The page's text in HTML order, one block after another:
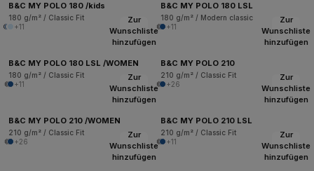
B&C MY POLO 180 /kids
180 g/m² / Classic Fit
+11
B&C MY POLO 180 LSL
180 g/m² / Modern classic
+11
Zur
Wunschliste
hinzufügen
B&C MY POLO 180 LSL /WOMEN
180 g/m² / Classic Fit
+11
Zur
Wunschliste
hinzufügen
B&C MY POLO 210
210 g/m² / Classic Fit
+26
Zur
Wunschliste
hinzufügen
B&C MY POLO 210 /WOMEN
210 g/m² / Classic Fit
+26
Zur
Wunschliste
hinzufügen
B&C MY POLO 210 LSL
210 g/m² / Classic Fit
+11
Zur
Wunschliste
hinzufügen
Zur
Wunschliste
hinzufügen